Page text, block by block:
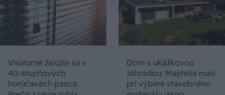
Vnútorné žalúzie sú v
40-stupňových
horúčavách pasca:
Dom s ukážkovou
záhradou: Majitelia mali
pri výbere stavebného